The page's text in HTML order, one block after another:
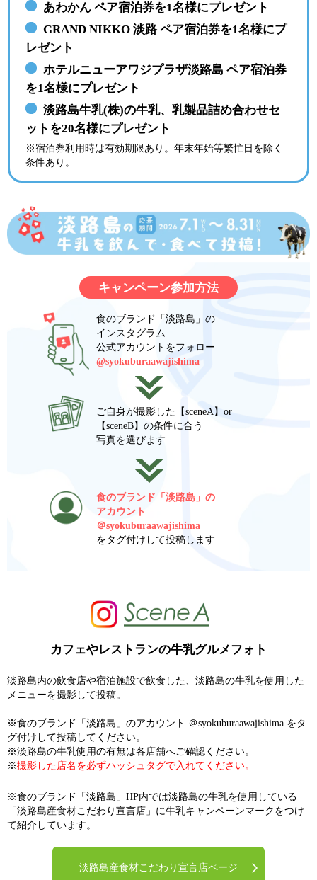
あわかん ペア宿泊券を1名様にプレゼント
GRAND NIKKO 淡路 ペア宿泊券を1名様にプ
レゼント
ホテルニューアワジプラザ淡路島 ペア宿泊券
を1名様にプレゼント
淡路島牛乳(株)の牛乳、乳製品詰め合わせセ
ットを20名様にプレゼント
※宿泊券利用時は有効期限あり。年末年始等繁忙日を除く
条件あり。
キャンペーン参加方法
食のブランド「淡路島」の
インスタグラム
公式アカウントをフォロー
@syokuburaawajishima
ご自身が撮影した【sceneA】or
【sceneB】の条件に合う
写真を選びます
食のブランド「淡路島」の
アカウント
＠syokuburaawajishima
をタグ付けして投稿します
カフェやレストランの牛乳グルメフォト
淡路島内の飲食店や宿泊施設で飲食した、淡路島の牛乳を使用した
メニューを撮影して投稿。
※食のブランド「淡路島」のアカウント ＠syokuburaawajishima をタ
グ付けして投稿してください。
※淡路島の牛乳使用の有無は各店舗へご確認ください。
※撮影した店名を必ずハッシュタグで入れてください。
※食のブランド「淡路島」HP内では淡路島の牛乳を使用している
「淡路島産食材こだわり宣言店」に牛乳キャンペーンマークをつけ
て紹介しています。
淡路島産食材こだわり宣言店ページ